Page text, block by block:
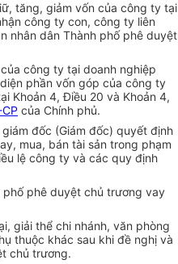
tăng, giảm vốn của công ty tại
công ty con, công ty liên
nhân dân Thành phố phê duyệt
công ty tại doanh nghiệp
phần vốn góp của công ty
Khoản 4, Điều 20 và Khoản 4,
của Chính phủ.
đốc (Giám đốc) quyết định
mua, bán tài sản trong phạm
lệ công ty và các quy định
phê duyệt chủ trương vay
giải thể chi nhánh, văn phòng
thuộc khác sau khi đề nghị và
chủ trương.